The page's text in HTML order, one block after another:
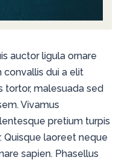
auctor ligula ornare
convallis dui a elit
tortor, malesuada sed
Vivamus
pretium turpis
laoreet neque
sapien. Phasellus